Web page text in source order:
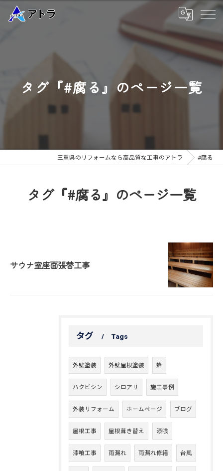
タグ『#腐る』のページ一覧
三重県のリフォームなら高品質な工事のアトラ #腐る
タグ『#腐る』のページ一覧
サウナ室座面張替工事
タグ Tags
外壁塗装 外壁屋根塗装 蜂
ハクビシン シロアリ 施工事例
外装リフォーム ホームページ ブログ
屋根工事 屋根葺き替え 漆喰
漆喰工事 雨漏れ 雨漏れ修繕 台風